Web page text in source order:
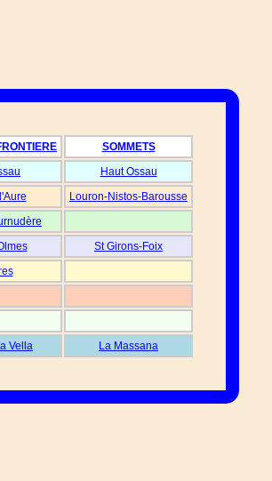
SOMMETS
Haut Ossau
Louron-Nistos-Barousse
St Girons-Foix
Vella La Massana